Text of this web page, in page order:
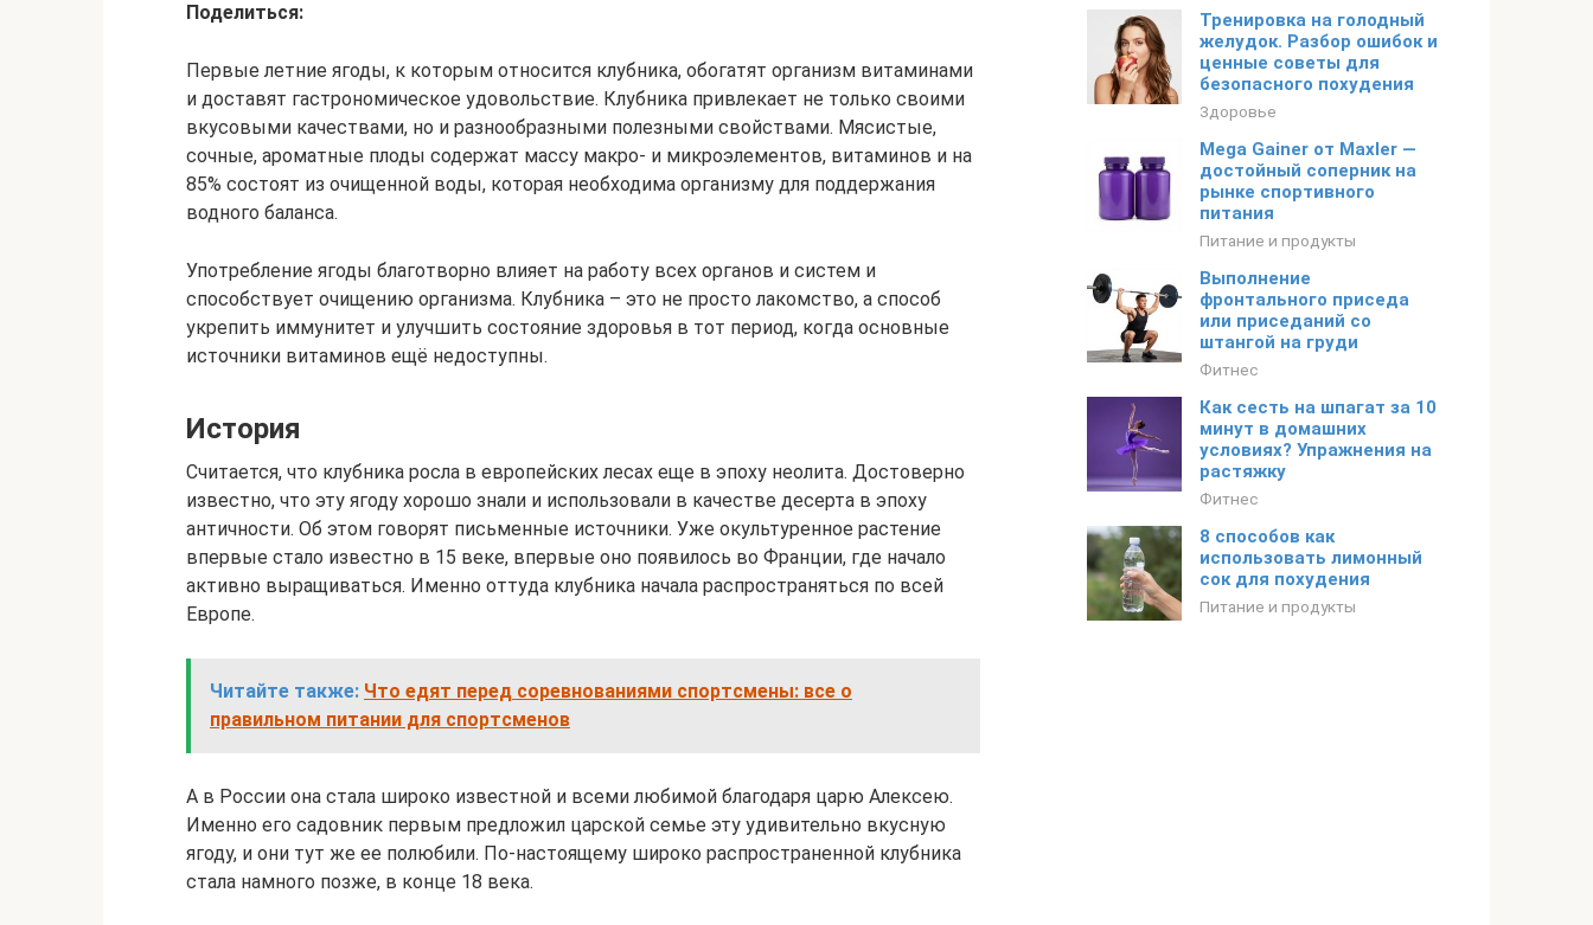
Поделиться:
Первые летние ягоды, к которым относится клубника, обогатят организм витаминами
и доставят гастрономическое удовольствие. Клубника привлекает не только своими
вкусовыми качествами, но и разнообразными полезными свойствами. Мясистые,
сочные, ароматные плоды содержат массу макро- и микроэлементов, витаминов и на
85% состоят из очищенной воды, которая необходима организму для поддержания
водного баланса.
Употребление ягоды благотворно влияет на работу всех органов и систем и
способствует очищению организма. Клубника – это не просто лакомство, а способ
укрепить иммунитет и улучшить состояние здоровья в тот период, когда основные
источники витаминов ещё недоступны.
История
Считается, что клубника росла в европейских лесах еще в эпоху неолита. Достоверно
известно, что эту ягоду хорошо знали и использовали в качестве десерта в эпоху
античности. Об этом говорят письменные источники. Уже окультуренное растение
впервые стало известно в 15 веке, впервые оно появилось во Франции, где начало
активно выращиваться. Именно оттуда клубника начала распространяться по всей
Европе.
Читайте также: Что едят перед соревнованиями спортсмены: все о
правильном питании для спортсменов
А в России она стала широко известной и всеми любимой благодаря царю Алексею.
Именно его садовник первым предложил царской семье эту удивительно вкусную
ягоду, и они тут же ее полюбили. По-настоящему широко распространенной клубника
стала намного позже, в конце 18 века.
Тренировка на голодный
желудок. Разбор ошибок и
ценные советы для
безопасного похудения
Здоровье
Mega Gainer от Maxler —
достойный соперник на
рынке спортивного
питания
Питание и продукты
Выполнение
фронтального приседа
или приседаний со
штангой на груди
Фитнес
Как сесть на шпагат за 10
минут в домашних
условиях? Упражнения на
растяжку
Фитнес
8 способов как
использовать лимонный
сок для похудения
Питание и продукты